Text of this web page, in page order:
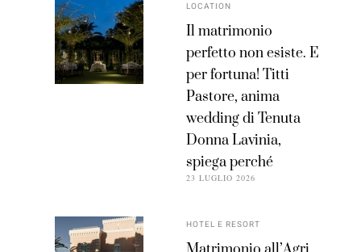
LOCATION
Il matrimonio
perfetto non esiste. E
per fortuna! Titti
Pastore, anima
wedding di Tenuta
Donna Lavinia,
spiega perché
23 LUGLIO 2026
HOTEL E RESORT